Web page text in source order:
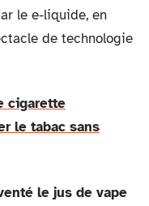
le e-liquide, en
de technologie
cigarette
le tabac sans
le jus de vape